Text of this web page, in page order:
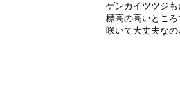
ゲンカイツツジ
標高の高いとこ
咲いて